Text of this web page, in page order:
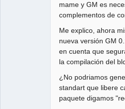
mame y GM es
complementos de
Me explico, ahora
nueva versión GM
en cuenta que
la compilación del
¿No podriamos
standart que libere
paquete digamos